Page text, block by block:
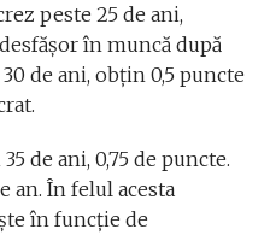
peste 25 de ani,
în muncă după
de ani, obțin 0,5 puncte
de ani, 0,75 de puncte.
an. În felul acesta
în funcție de